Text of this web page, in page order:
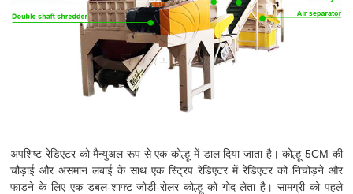
अपशिष्ट रेडिएटर को मैन्युअल रूप से एक कोल्हू में डाल दिया जाता है। कोल्हू 5CM की
चौड़ाई और असमान लंबाई के साथ एक स्ट्रिप रेडिएटर में रेडिएटर को निचोड़ने और
फाड़ने के लिए एक डबल-शाफ्ट जोड़ी-रोलर कोल्हू को गोद लेता है। सामग्री को पहले